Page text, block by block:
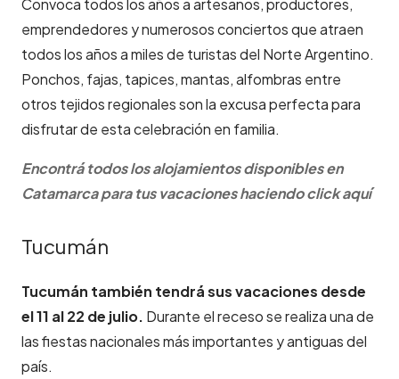
emprendedores y numerosos conciertos que atraen
todos los años a miles de turistas del Norte Argentino.
Ponchos, fajas, tapices, mantas, alfombras entre
otros tejidos regionales son la excusa perfecta para
disfrutar de esta celebración en familia.
Encontrá todos los alojamientos disponibles en
Catamarca para tus vacaciones haciendo click aquí
Tucumán
Tucumán también tendrá sus vacaciones desde
el 11 al 22 de julio. Durante el receso se realiza una de
las fiestas nacionales más importantes y antiguas del
país.